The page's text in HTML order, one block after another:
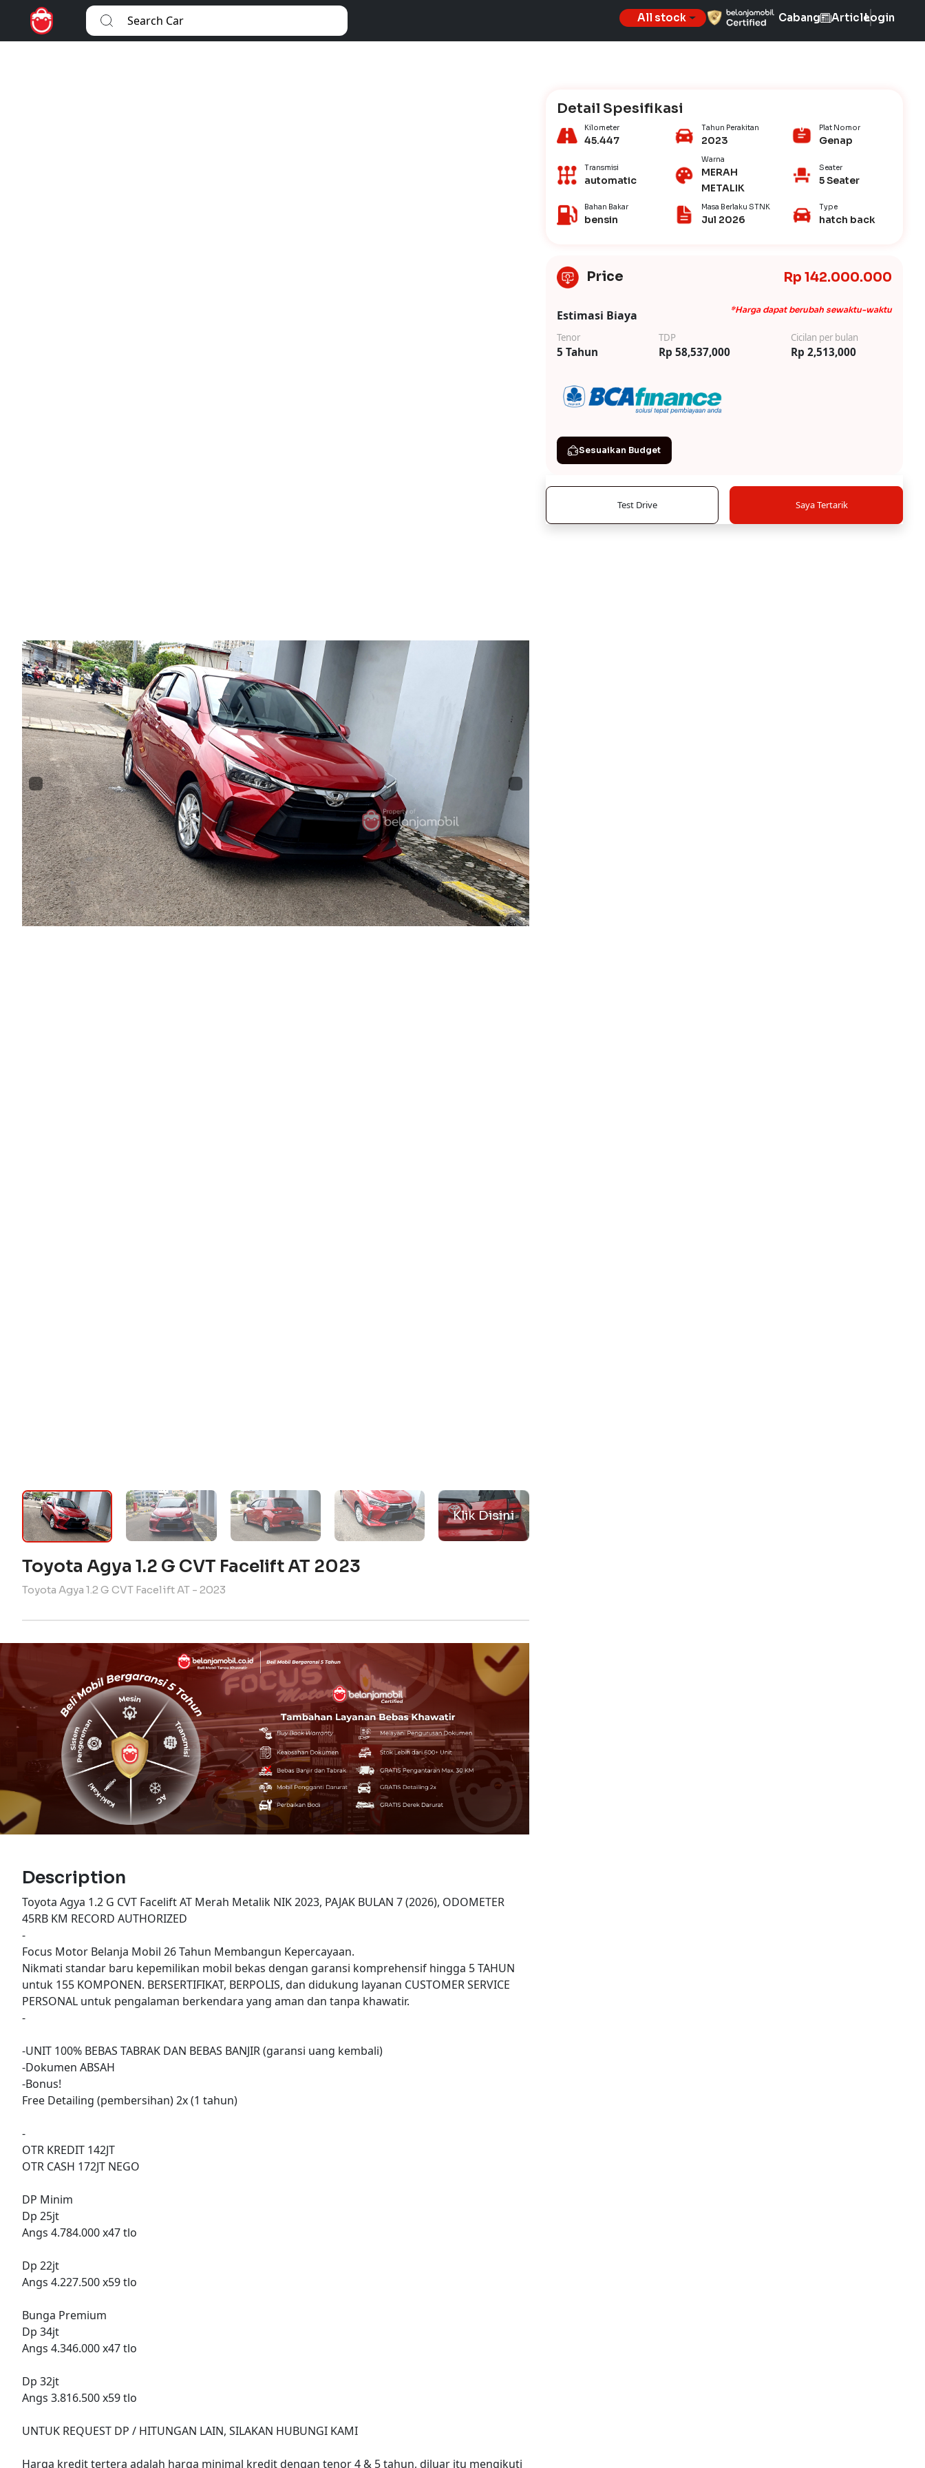
All stock Cabang ArticleLogin
Toyota Agya 1.2 G CVT Facelift AT 2023
Toyota Agya 1.2 G CVT Facelift AT - 2023
Description
Toyota Agya 1.2 G CVT Facelift AT Merah Metalik NIK 2023, PAJAK BULAN 7 (2026), ODOMETER
45RB KM RECORD AUTHORIZED
-
Focus Motor Belanja Mobil 26 Tahun Membangun Kepercayaan.
Nikmati standar baru kepemilikan mobil bekas dengan garansi komprehensif hingga 5 TAHUN
untuk 155 KOMPONEN. BERSERTIFIKAT, BERPOLIS, dan didukung layanan CUSTOMER SERVICE
PERSONAL untuk pengalaman berkendara yang aman dan tanpa khawatir.
-
-UNIT 100% BEBAS TABRAK DAN BEBAS BANJIR (garansi uang kembali)
-Dokumen ABSAH
-Bonus!
Free Detailing (pembersihan) 2x (1 tahun)
-
OTR KREDIT 142JT
OTR CASH 172JT NEGO
DP Minim
Dp 25jt
Angs 4.784.000 x47 tlo
Dp 22jt
Angs 4.227.500 x59 tlo
Bunga Premium
Dp 34jt
Angs 4.346.000 x47 tlo
Dp 32jt
Angs 3.816.500 x59 tlo
UNTUK REQUEST DP / HITUNGAN LAIN, SILAKAN HUBUNGI KAMI
Harga kredit tertera adalah harga minimal kredit dengan tenor 4 & 5 tahun, diluar itu mengikuti
Detail Spesifikasi
Kilometer
45.447
Tahun Perakitan
2023
Plat Nomor
Genap
Transmisi
automatic
Warna
MERAH
METALIK
Seater
5 Seater
Bahan Bakar
bensin
Masa Berlaku STNK
Jul 2026
Type
hatch back
Price Rp 142.000.000
Estimasi Biaya *Harga dapat berubah sewaktu-waktu
Tenor
5 Tahun
TDP
Rp 58,537,000
Cicilan per bulan
Rp 2,513,000
Sesuaikan Budget
Test Drive Saya Tertarik